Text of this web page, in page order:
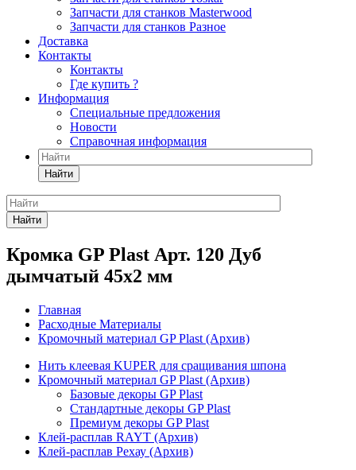
Запчасти для станков Masterwood
Запчасти для станков Разное
Доставка
Контакты
Контакты
Где купить ?
Информация
Специальные предложения
Новости
Справочная информация
Найти
Найти
Кромка GP Plast Арт. 120 Дуб
дымчатый 45x2 мм
Главная
Расходные Материалы
Кромочный материал GP Plast (Архив)
Нить клеевая KUPER для сращивания шпона
Кромочный материал GP Plast (Архив)
Базовые декоры GP Plast
Стандартные декоры GP Plast
Премиум декоры GP Plast
Клей-расплав RAYT (Архив)
Клей-расплав Рехау (Архив)